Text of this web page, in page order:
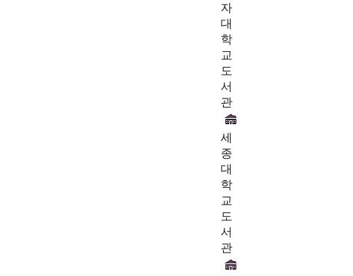
자
대
학
교
도
서
관
세
종
대
학
교
도
서
관